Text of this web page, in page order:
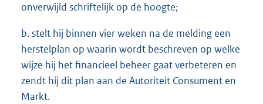
onverwijld schriftelijk op de hoogte;
b. stelt hij binnen vier weken na de melding een
herstelplan op waarin wordt beschreven op welke
wijze hij het financieel beheer gaat verbeteren en
zendt hij dit plan aan de Autoriteit Consument en
Markt.